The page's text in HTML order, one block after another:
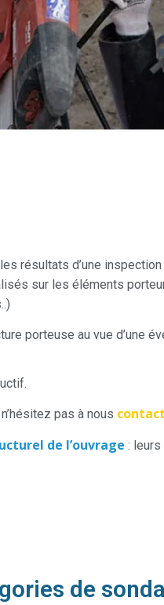
résultats d’une inspection
sur les éléments
porteuse au vue d’une
n’hésitez pas à nous
de l’ouvrage :
de